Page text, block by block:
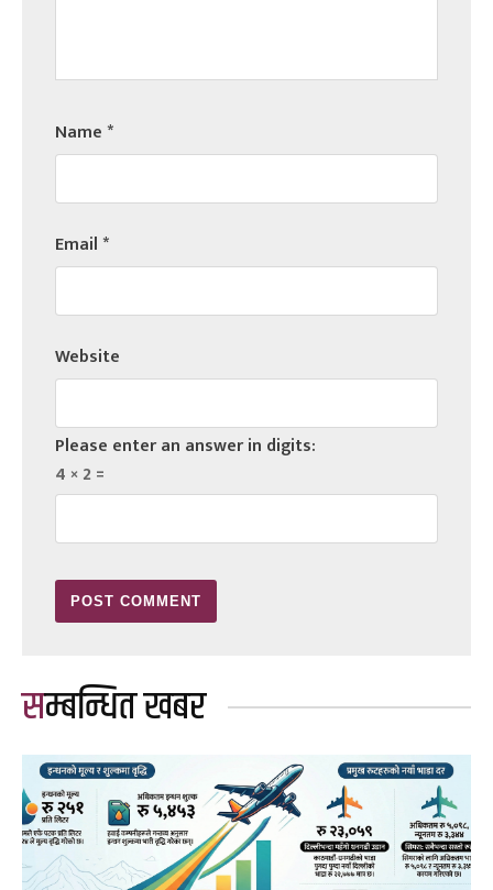
Name*
Email*
Website
Please enter an answer in digits:
4 × 2 =
सम्बन्धित खबर